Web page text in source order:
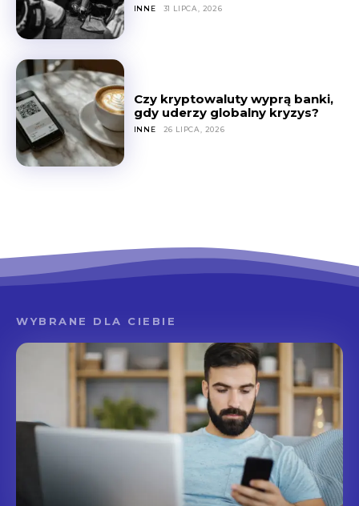
INNE 31 LIPCA, 2026
Czy kryptowaluty wyprą banki,
gdy uderzy globalny kryzys?
INNE 26 LIPCA, 2026
WYBRANE DLA CIEBIE